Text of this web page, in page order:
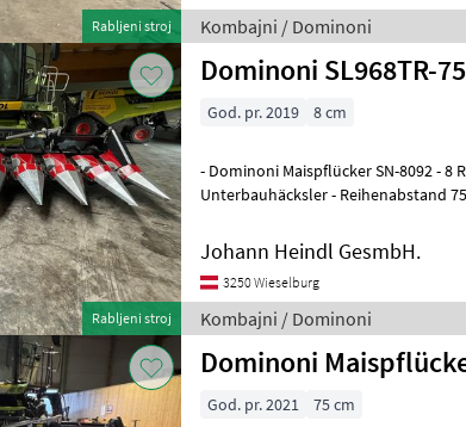
Rabljeni stroj Kombajni / Dominoni
Rabljeni stroj
Dominoni SL968TR-75
God. pr. 2019 8 cm
- Dominoni Maispflücker SN-8092 - 8
Unterbauhäcksler - Reihenabstand
Johann Heindl GesmbH.
3250 Wieselburg
Kombajni / Dominoni
Dominoni
God. pr. 2021 75 cm